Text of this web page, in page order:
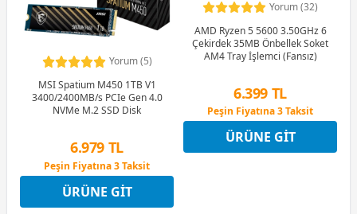
Yorum (5)
MSI Spatium M450 1TB V1
3400/2400MB/s PCIe Gen 4.0
NVMe M.2 SSD Disk
6.979 TL
Peşin Fiyatına 3 Taksit
12 Ay x 821 TL taksitle
Peşin Fiyatına 3 Taksit
ÜRÜNE GIT
Yorum (32)
AMD Ryzen 5 5600 3.50GHz 6
Çekirdek 35MB Önbellek Soket
AM4 Tray İşlemci (Fansız)
6.399 TL
Peşin Fiyatına 3 Taksit
12 Ay x 753 TL taksitle
Peşin Fiyatına 3 Taksit
ÜRÜNE GIT